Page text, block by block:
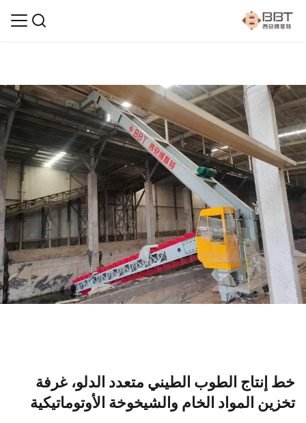
خط إنتاج الطوب الطيني متعدد الدلو، غرفة
تخزين المواد الخام والشيخوخة الأوتوماتيكية